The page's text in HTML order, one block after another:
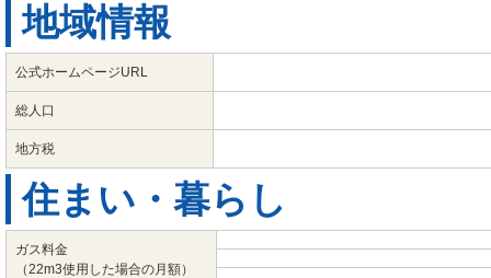
地域情報
公式ホームページURL
総人口
地方税
住まい・暮らし
ガス料金
（22m3使用した場合の月額）